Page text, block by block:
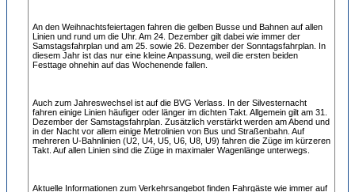
An den Weihnachtsfeiertagen fahren die gelben Busse und Bahnen auf allen
Linien und rund um die Uhr. Am 24. Dezember gilt dabei wie immer der
Samstagsfahrplan und am 25. sowie 26. Dezember der Sonntagsfahrplan. In
diesem Jahr ist das nur eine kleine Anpassung, weil die ersten beiden
Festtage ohnehin auf das Wochenende fallen.
Auch zum Jahreswechsel ist auf die BVG Verlass. In der Silvesternacht
fahren einige Linien häufiger oder länger im dichten Takt. Allgemein gilt am 31.
Dezember der Samstagsfahrplan. Zusätzlich verstärkt werden am Abend und
in der Nacht vor allem einige Metrolinien von Bus und Straßenbahn. Auf
mehreren U-Bahnlinien (U2, U4, U5, U6, U8, U9) fahren die Züge im kürzeren
Takt. Auf allen Linien sind die Züge in maximaler Wagenlänge unterwegs.
Aktuelle Informationen zum Verkehrsangebot finden Fahrgäste wie immer auf